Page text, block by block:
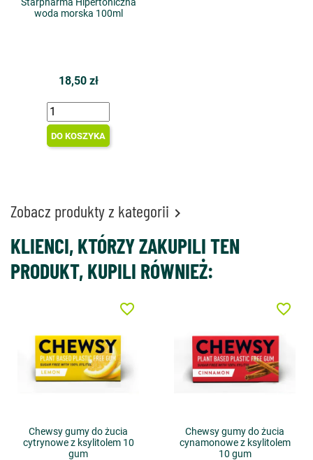
woda morska 100ml
18,50 zł
DO KOSZYKA
Zobacz produkty z kategorii 
KLIENCI, KTÓRZY ZAKUPILI TEN
PRODUKT, KUPILI RÓWNIEŻ:
Chewsy gumy do żucia
cytrynowe z ksylitolem 10
gum
favorite_border
Chewsy gumy do żucia
cynamonowe z ksylitolem
10 gum
favorite_border